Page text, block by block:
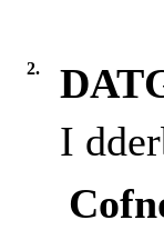
2.
I